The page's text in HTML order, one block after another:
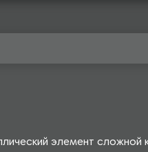
элемент сложной